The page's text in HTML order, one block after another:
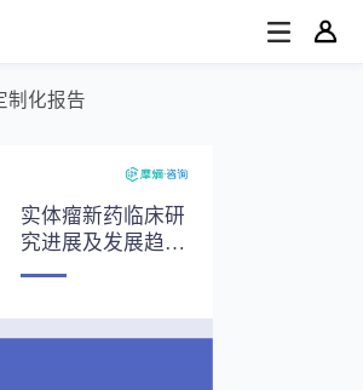
制化报告
实体瘤新药临床研
究进展及发展趋势
报告